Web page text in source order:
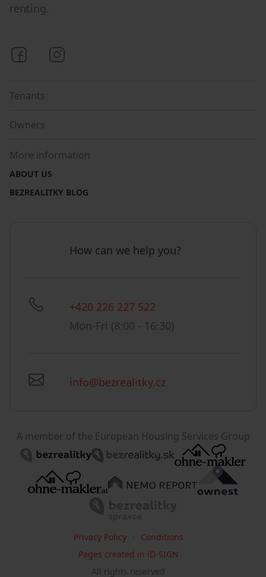
renting.
Bezrealitky on Facebook
Tenants
Owners
More information
ABOUT US
BEZREALITKY BLOG
How can we help you?
+420 226 227 522
Mon-Fri (8:00 - 16:30)
info@bezrealitky.cz
A member of the European Housing Services Group
All rights reserved
Privacy Policy
Conditions
Pages created in iD-SIGN